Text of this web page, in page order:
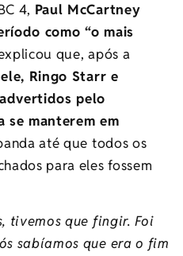
4, Paul McCartney
como “o mais
que, após a
ele, Ringo Starr e
pelo
se manterem em
até que todos os
para eles fossem
tivemos que fingir. Foi
sabíamos que era o fim